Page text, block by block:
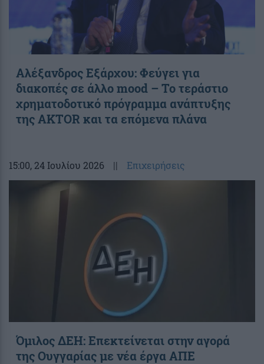
Αλέξανδρος Εξάρχου: Φεύγει για
διακοπές σε άλλο mood – Το τεράστιο
χρηματοδοτικό πρόγραμμα ανάπτυξης
της AKTOR και τα επόμενα πλάνα
15:00, 24 Ιουλίου 2026 || Επιχειρήσεις
Όμιλος ΔΕΗ: Επεκτείνεται στην αγορά
της Ουγγαρίας με νέα έργα ΑΠΕ